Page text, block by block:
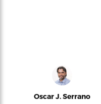
Oscar J. Serrano